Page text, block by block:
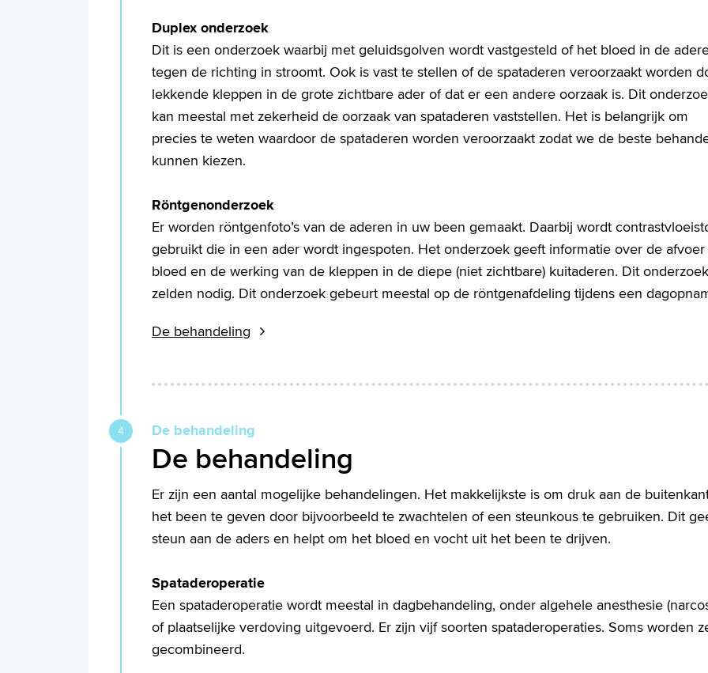
Duplex onderzoek
Dit is een onderzoek waarbij met geluidsgolven wordt vastgesteld of het bloed in de
tegen de richting in stroomt. Ook is vast te stellen of de spataderen veroorzaakt worden
lekkende kleppen in de grote zichtbare ader of dat er een andere oorzaak is. Dit
kan meestal met zekerheid de oorzaak van spataderen vaststellen. Het is belangrijk om
precies te weten waardoor de spataderen worden veroorzaakt zodat we de beste
kunnen kiezen.
Röntgenonderzoek
Er worden röntgenfoto’s van de aderen in uw been gemaakt. Daarbij wordt
gebruikt die in een ader wordt ingespoten. Het onderzoek geeft informatie over de
bloed en de werking van de kleppen in de diepe (niet zichtbare) kuitaderen. Dit
zelden nodig. Dit onderzoek gebeurt meestal op de röntgenafdeling tijdens een
De behandeling
De behandeling
De behandeling
Er zijn een aantal mogelijke behandelingen. Het makkelijkste is om druk aan de
het been te geven door bijvoorbeeld te zwachtelen of een steunkous te gebruiken. Dit
steun aan de aders en helpt om het bloed en vocht uit het been te drijven.
Spataderoperatie
Een spataderoperatie wordt meestal in dagbehandeling, onder algehele anesthesie
of plaatselijke verdoving uitgevoerd. Er zijn vijf soorten spataderoperaties. Soms worden
gecombineerd.